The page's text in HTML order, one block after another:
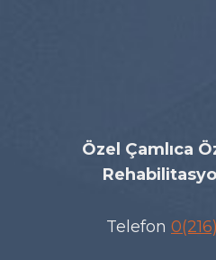
Özel Çamlıca
Telefon